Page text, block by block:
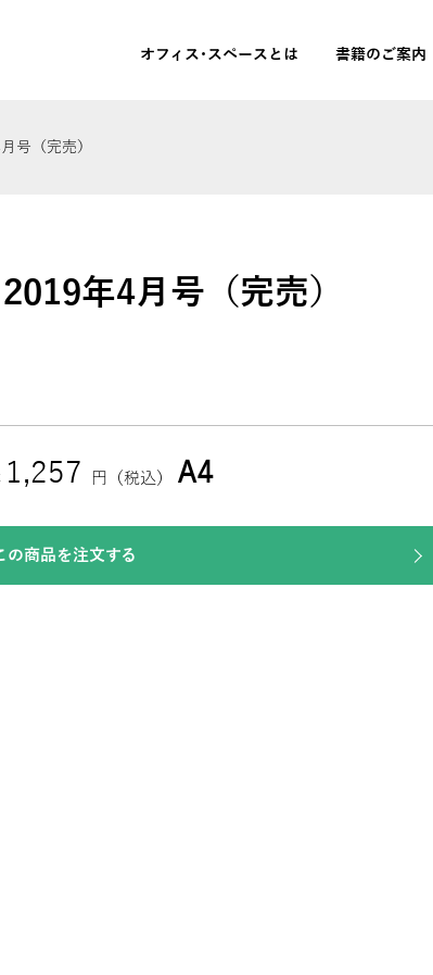
オフィス･スペースとは 書籍のご案内
号（完売）
年4月号（完売）
1,257 円（税込） A4
の商品を注文する